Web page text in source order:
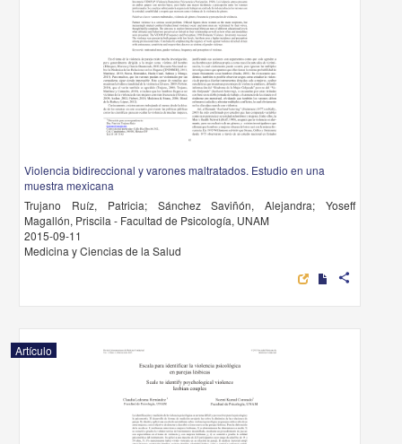
Violencia bidireccional y varones maltratados. Estudio en una
muestra mexicana
Trujano Ruíz, Patricia; Sánchez Saviñón, Alejandra; Yoseff
Magallón, Priscila - Facultad de Psicología, UNAM
2015-09-11
Medicina y Ciencias de la Salud
share
Artículo